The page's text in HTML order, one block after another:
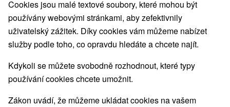
(1) (1) (2)
Detské centrá a mestečká(1) Lyžiarske strediská
Túry a turistické chodníky(6)
Cookies jsou malé textové soubory, které mohou být
používány webovými stránkami, aby zefektivnily
uživatelský zážitek. Díky cookies vám můžeme nabízet
služby podle toho, co opravdu hledáte a chcete najít.
Kdykoli se můžete svobodně rozhodnout, které typy
používání cookies chcete umožnit.
Zákon uvádí, že můžeme ukládat cookies na vašem